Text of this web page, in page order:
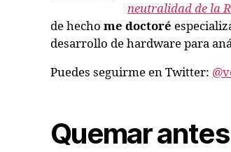
neutralidad de la
de hecho me doctoré
desarrollo de hardware para
Puedes seguirme en Twitter:
Quemar